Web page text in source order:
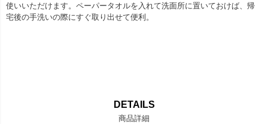
使いいただけます。ペーパータオルを入れて洗面所に置いておけば、帰
宅後の手洗いの際にすぐ取り出せて便利。
DETAILS
商品詳細